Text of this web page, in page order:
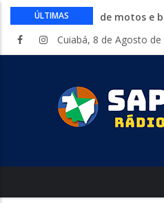
ÚLTIMAS
Circuito
atividades
sexta-feira
Começa
Mato
crimes
CAIXA e
Cuiabá, 8 de Agosto de